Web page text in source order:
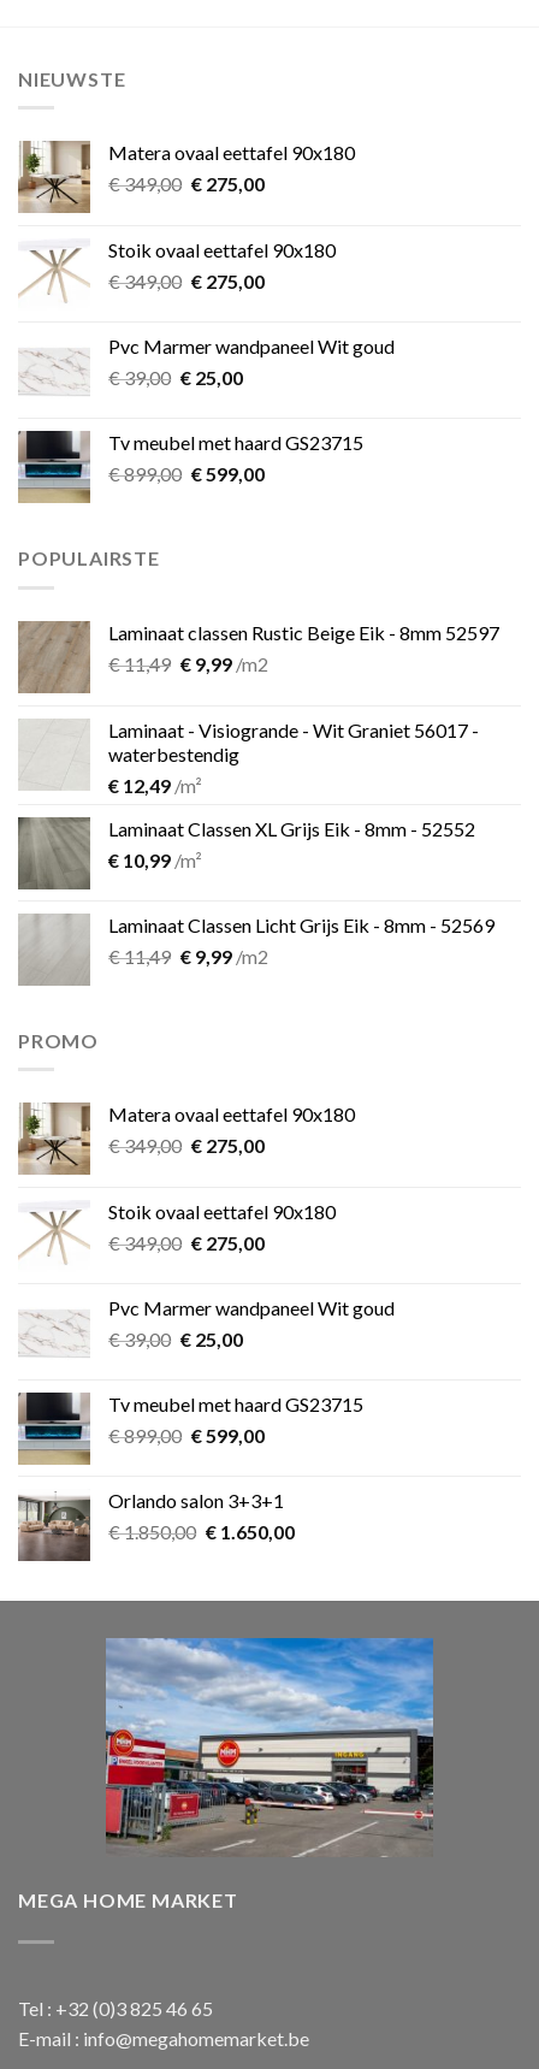
NIEUWSTE
Matera ovaal eettafel 90x180
€349,00 Oorspronkelijke
€ 349,00.
€275,00Huidige
€ 275,00.
Stoik ovaal eettafel 90x180
€349,00 Oorspronkelijke
€ 349,00.
€275,00Huidige
€ 275,00.
Pvc Marmer wandpaneel Wit goud
€39,00 Oorspronkelijke
€ 39,00.
€25,00Huidige
€ 25,00.
Tv meubel met haard GS23715
€899,00 Oorspronkelijke
€599,00Huidige
POPULAIRSTE
Laminaat classen Rustic Beige Eik - 8mm 52597
€11,49 Oorspronkelijke
€ 11,49.
€9,99Huidige
€ 9,99.
/m2
Laminaat - Visiogrande - Wit Graniet 56017 -
waterbestendig
€ 12,49 /m²
Laminaat Classen XL Grijs Eik - 8mm - 52552
€ 10,99 /m²
Laminaat Classen Licht Grijs Eik - 8mm - 52569
€11,49 Oorspronkelijke
€9,99Huidige
/m2
PROMO
Matera ovaal eettafel 90x180
€349,00 Oorspronkelijke
€ 349,00.
€275,00Huidige
€ 275,00.
Stoik ovaal eettafel 90x180
€349,00 Oorspronkelijke
€ 349,00.
€275,00Huidige
€ 275,00.
Pvc Marmer wandpaneel Wit goud
€39,00 Oorspronkelijke
€ 39,00.
€25,00Huidige
€ 25,00.
Tv meubel met haard GS23715
€899,00 Oorspronkelijke
€ 899,00.
€599,00Huidige
€ 599,00.
Orlando salon 3+3+1
€1.850,00 Oorspronkelijke
€ 1.850,00.
€1.650,00Huidige
€ 1.650,00.
MEGA HOME MARKET
Tel : +32 (0)3 825 46 65
E-mail : info@megahomemarket.be